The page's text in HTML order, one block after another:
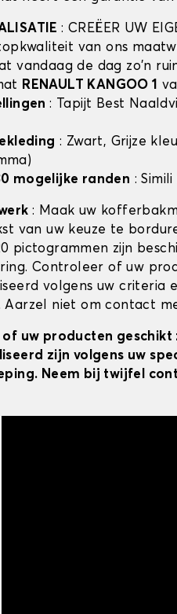
: CREËER UW
van ons
vandaag de dag zo'n
RENAULT KANGOO 1
: Tapijt Best
: Zwart, Grijze
mogelijke randen :
: Maak uw
van uw keuze te
pictogrammen zijn
Controleer of uw
volgens uw criteria
Aarzel niet om contact
uw producten geschikt
zijn volgens uw
Neem bij twijfel